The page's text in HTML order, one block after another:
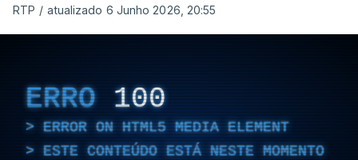
RTP / atualizado 6 Junho 2026, 20:55
ERRO 100
ERROR ON HTML5 MEDIA ELEMENT
ESTE CONTEÚDO ESTÁ NESTE MOMENTO